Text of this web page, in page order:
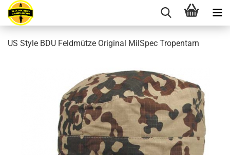
US Style BDU Feldmütze Original MilSpec Tropentarn